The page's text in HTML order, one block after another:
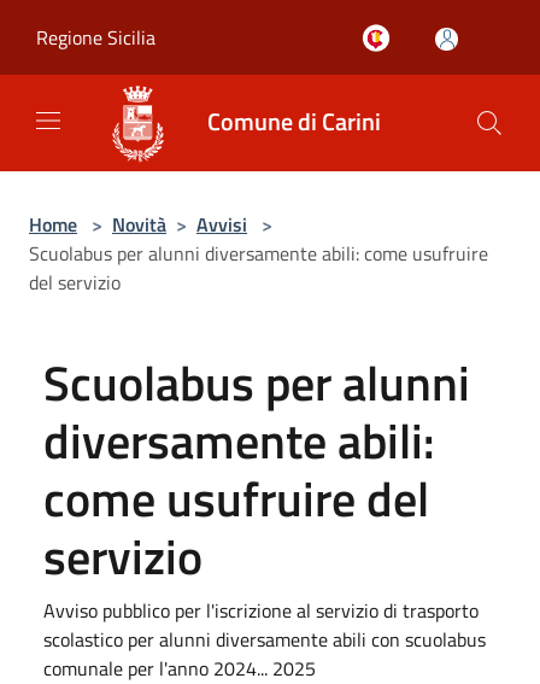
Regione Sicilia
Comune di Carini
Home > Novità > Avvisi >
Scuolabus per alunni diversamente abili: come usufruire
del servizio
Scuolabus per alunni
diversamente abili:
come usufruire del
servizio
Avviso pubblico per l'iscrizione al servizio di trasporto
scolastico per alunni diversamente abili con scuolabus
comunale per l'anno 2024... 2025